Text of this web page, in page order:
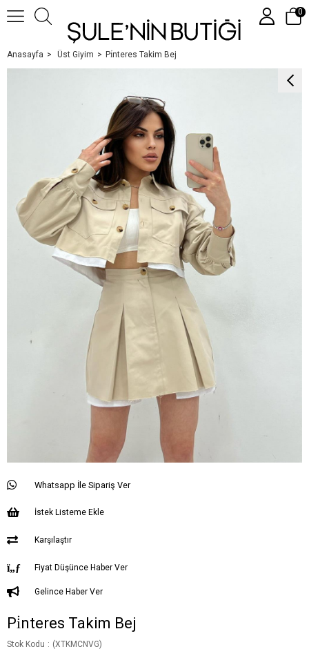
Üye Girişi Google İle Bağlan
0
Anasayfa Üst Giyim Pi̇nteres Takim Bej
Whatsapp İle Sipariş Ver
İstek Listeme Ekle
Karşılaştır
Fiyat Düşünce Haber Ver
Gelince Haber Ver
Pi̇nteres Takim Bej
Stok Kodu (XTKMCNVG)